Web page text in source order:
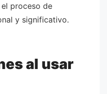
proceso de
y significativo.
al usar